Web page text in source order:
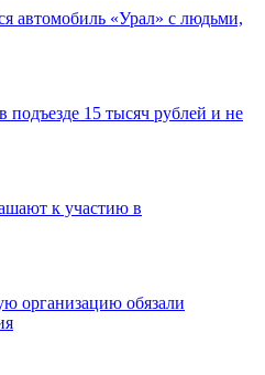
автомобиль «Урал» с людьми,
15 тысяч рублей и не
к участию в
организацию обязали